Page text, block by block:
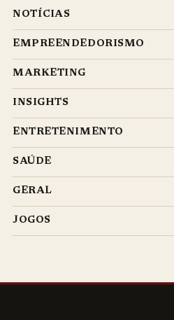
NOTÍCIAS
EMPREENDEDORISMO
MARKETING
INSIGHTS
ENTRETENIMENTO
SAÚDE
GERAL
JOGOS